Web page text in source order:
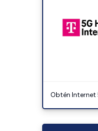
Obtén Internet